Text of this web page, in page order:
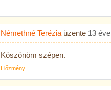
Némethné Terézia üzente 13 éve
Köszönöm szépen.
Előzmény